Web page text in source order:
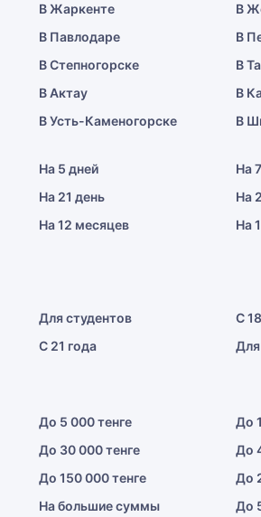
В Жаркенте
В
В Павлодаре
В
В Степногорске
В
В Актау
В
В Усть-Каменогорске В
На 5 дней
На
На 21 день
На
На 12 месяцев
На
Для студентов
С
С 21 года
До 5 000 тенге
До
До 30 000 тенге
До
До 150 000 тенге
До
На большие суммы До